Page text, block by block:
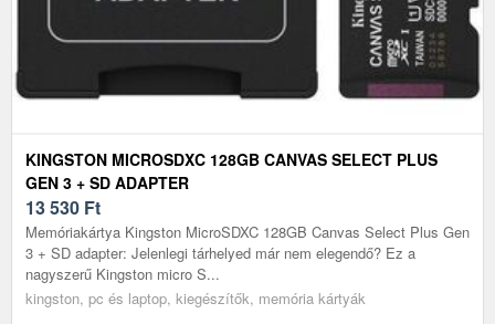
KINGSTON MICROSDXC 128GB CANVAS SELECT PLUS
GEN 3 + SD ADAPTER
13 530 Ft
Memóriakártya Kingston MicroSDXC 128GB Canvas Select Plus Gen
3 + SD adapter: Jelenlegi tárhelyed már nem elegendő? Ez a
nagyszerű Kingston micro S...
kingston, pc és laptop, kiegészítők, memória kártyák